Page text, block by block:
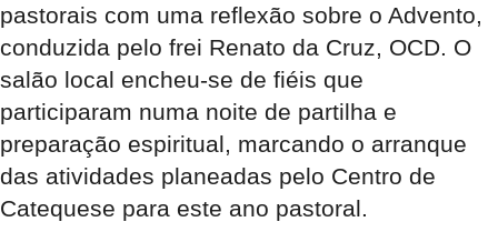
pastorais com uma reflexão sobre o Advento,
conduzida pelo frei Renato da Cruz, OCD. O
salão local encheu-se de fiéis que
participaram numa noite de partilha e
preparação espiritual, marcando o arranque
das atividades planeadas pelo Centro de
Catequese para este ano pastoral.